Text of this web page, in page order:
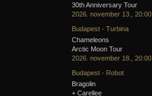
30th Anniversary Tour
2026. november 13., 20:00
Budapest - Turbina
Chameleons
Arctic Moon Tour
2026. november 18., 20:00
Budapest - Robot
Bragolin
+ Carellee